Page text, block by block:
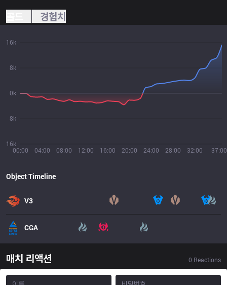
경험치
00:00 04:00 08:00 12:00 16:00 20:00 24:00 28:00 32:00 37:00
16k
8k
0k
8k
16k
Object Timeline
V3
CGA
매치 리액션 0 Reactions